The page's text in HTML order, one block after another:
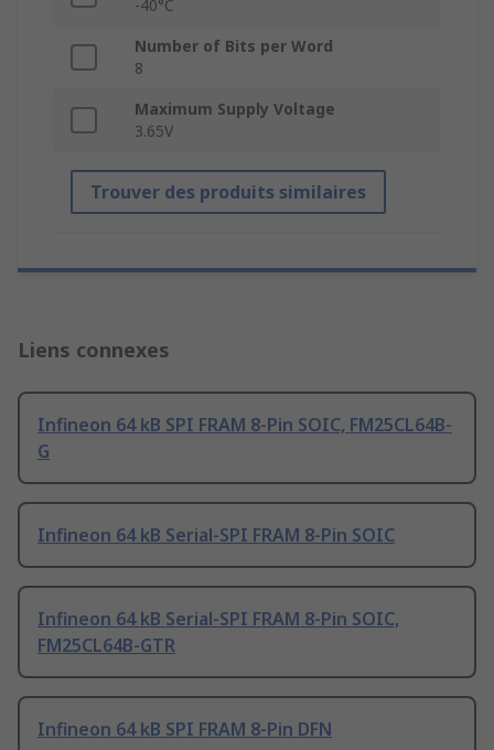
-40°C
Number of Bits per Word
8
Maximum Supply Voltage
3.65V
Trouver des produits similaires
Liens connexes
Infineon 64 kB SPI FRAM 8-Pin SOIC, FM25CL64B-
G
Infineon 64 kB Serial-SPI FRAM 8-Pin SOIC
Infineon 64 kB Serial-SPI FRAM 8-Pin SOIC,
FM25CL64B-GTR
Infineon 64 kB SPI FRAM 8-Pin DFN